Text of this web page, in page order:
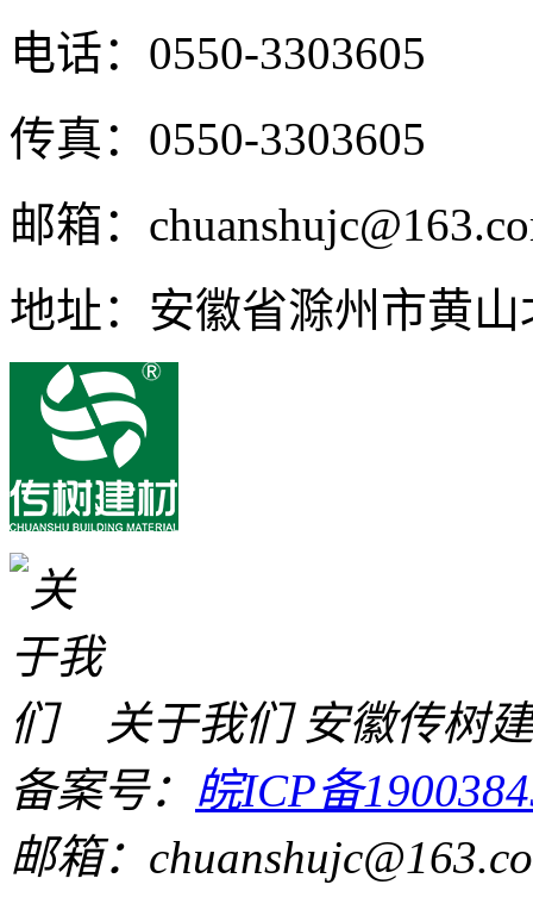
电话：0550-3303605
传真：0550-3303605
邮箱：
地址：安徽省滁州市黄山
关于我们 安徽传树
备案号： 皖ICP备
邮箱：